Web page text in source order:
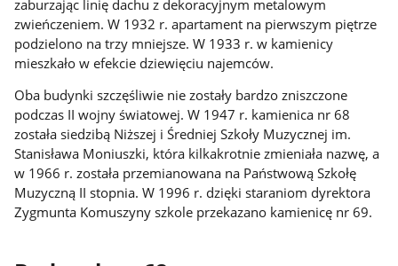
zaburzając linię dachu z dekoracyjnym metalowym
zwieńczeniem. W 1932 r. apartament na pierwszym piętrze
podzielono na trzy mniejsze. W 1933 r. w kamienicy
mieszkało w efekcie dziewięciu najemców.
Oba budynki szczęśliwie nie zostały bardzo zniszczone
podczas II wojny światowej. W 1947 r. kamienica nr 68
została siedzibą Niższej i Średniej Szkoły Muzycznej im.
Stanisława Moniuszki, która kilkakrotnie zmieniała nazwę, a
w 1966 r. została przemianowana na Państwową Szkołę
Muzyczną II stopnia. W 1996 r. dzięki staraniom dyrektora
Zygmunta Komuszyny szkole przekazano kamienicę nr 69.